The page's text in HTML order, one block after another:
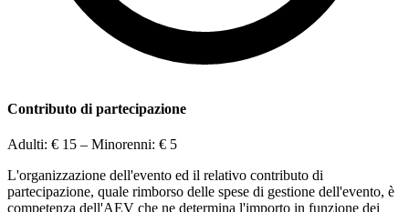
Contributo di partecipazione
Adulti: € 15 – Minorenni: € 5
L'organizzazione dell'evento ed il relativo contributo di
partecipazione, quale rimborso delle spese di gestione dell'evento, è
competenza dell'AEV che ne determina l'importo in funzione dei